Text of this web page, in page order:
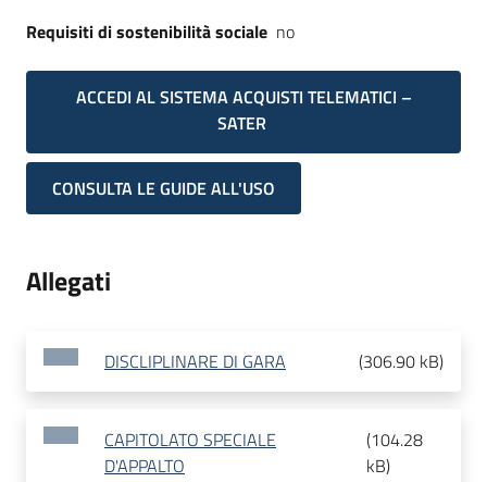
Requisiti di sostenibilità sociale no
ACCEDI AL SISTEMA ACQUISTI TELEMATICI –
SATER
CONSULTA LE GUIDE ALL'USO
Allegati
DISCLIPLINARE DI GARA (306.90 kB)
CAPITOLATO SPECIALE
D'APPALTO
(104.28
kB)